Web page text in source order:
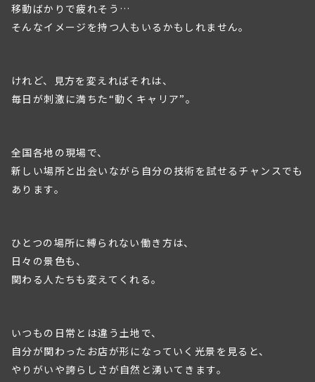
移動ばかりで疲れそう…
そんなイメージを持つ人もいるかもしれません。
けれど、見方を変えればそれは、
毎日が刺激に満ちた“動くキャリア”。
全国各地の現場で、
新しい場所と出会いながら自分の技術を試せるチャンスでも
あります。
ひとつの場所に縛られない働き方は、
日々の景色も、
関わる人たちも変えてくれる。
いつもの日常とは違う土地で、
自分が関わったお店が形になっていく光景を見ると、
やりがいや誇らしさが自然と湧いてきます。